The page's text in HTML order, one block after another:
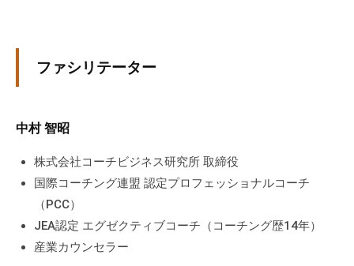
さ
ファシリテーター
中村 智昭
株式会社コーチビジネス研究所 取締役
国際コーチング連盟 認定プロフェッショナルコーチ
（PCC）
JEA認定 エグゼクティブコーチ（コーチング歴14年）
産業カウンセラー